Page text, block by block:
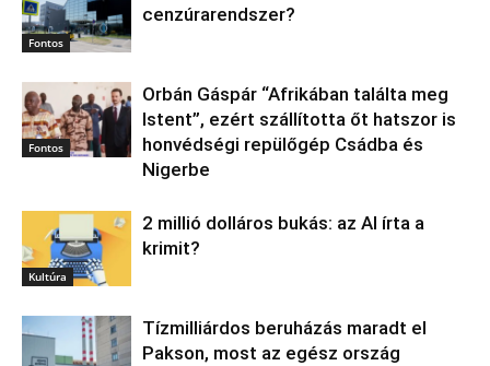
Fontos
cenzúrarendszer?
Fontos
Orbán Gáspár “Afrikában találta meg
Istent”, ezért szállította őt hatszor is
honvédségi repülőgép Csádba és
Nigerbe
Kultúra
2 millió dolláros bukás: az AI írta a
krimit?
Tízmilliárdos beruházás maradt el
Pakson, most az egész ország